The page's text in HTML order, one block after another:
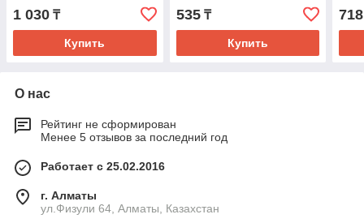
1 030 ₸
Купить
535₸
Купить
718
О нас
Рейтинг не сформирован
Менее 5 отзывов за последний год
Работает с 25.02.2016
г. Алматы
ул.Физули 64, Алматы, Казахстан